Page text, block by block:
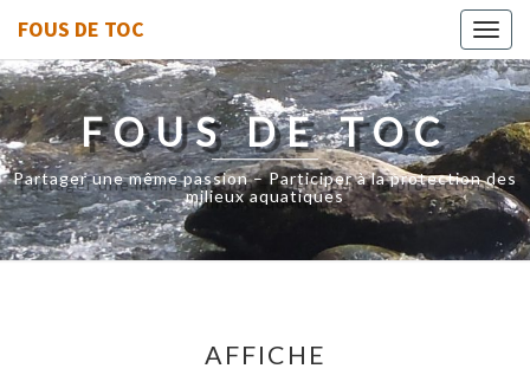
FOUS DE TOC
FOUS DE TOC
Partager une même passion – Participer à la protection des
milieux aquatiques
AFFICHE